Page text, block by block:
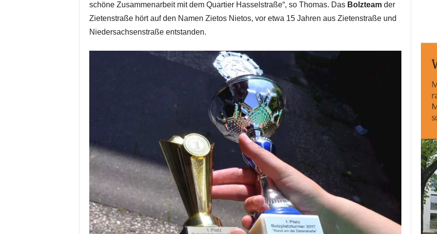
schöne Zusammenarbeit mit dem Quartier Hasselstraße“, so Thomas. Das Bolzteamder
Zietenstraße hört auf den Namen Zietos Nietos, vor etwa 15 Jahren aus Zietenstraße und
Niedersachsenstraße entstanden.